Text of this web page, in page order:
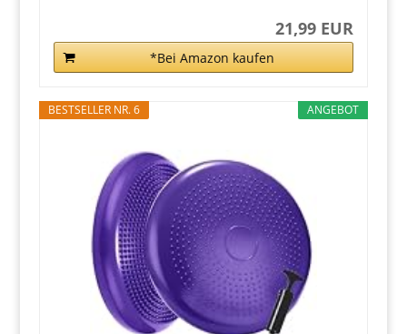
21,99 EUR
*Bei Amazon kaufen
ANGEBOT
BESTSELLER NR. 6